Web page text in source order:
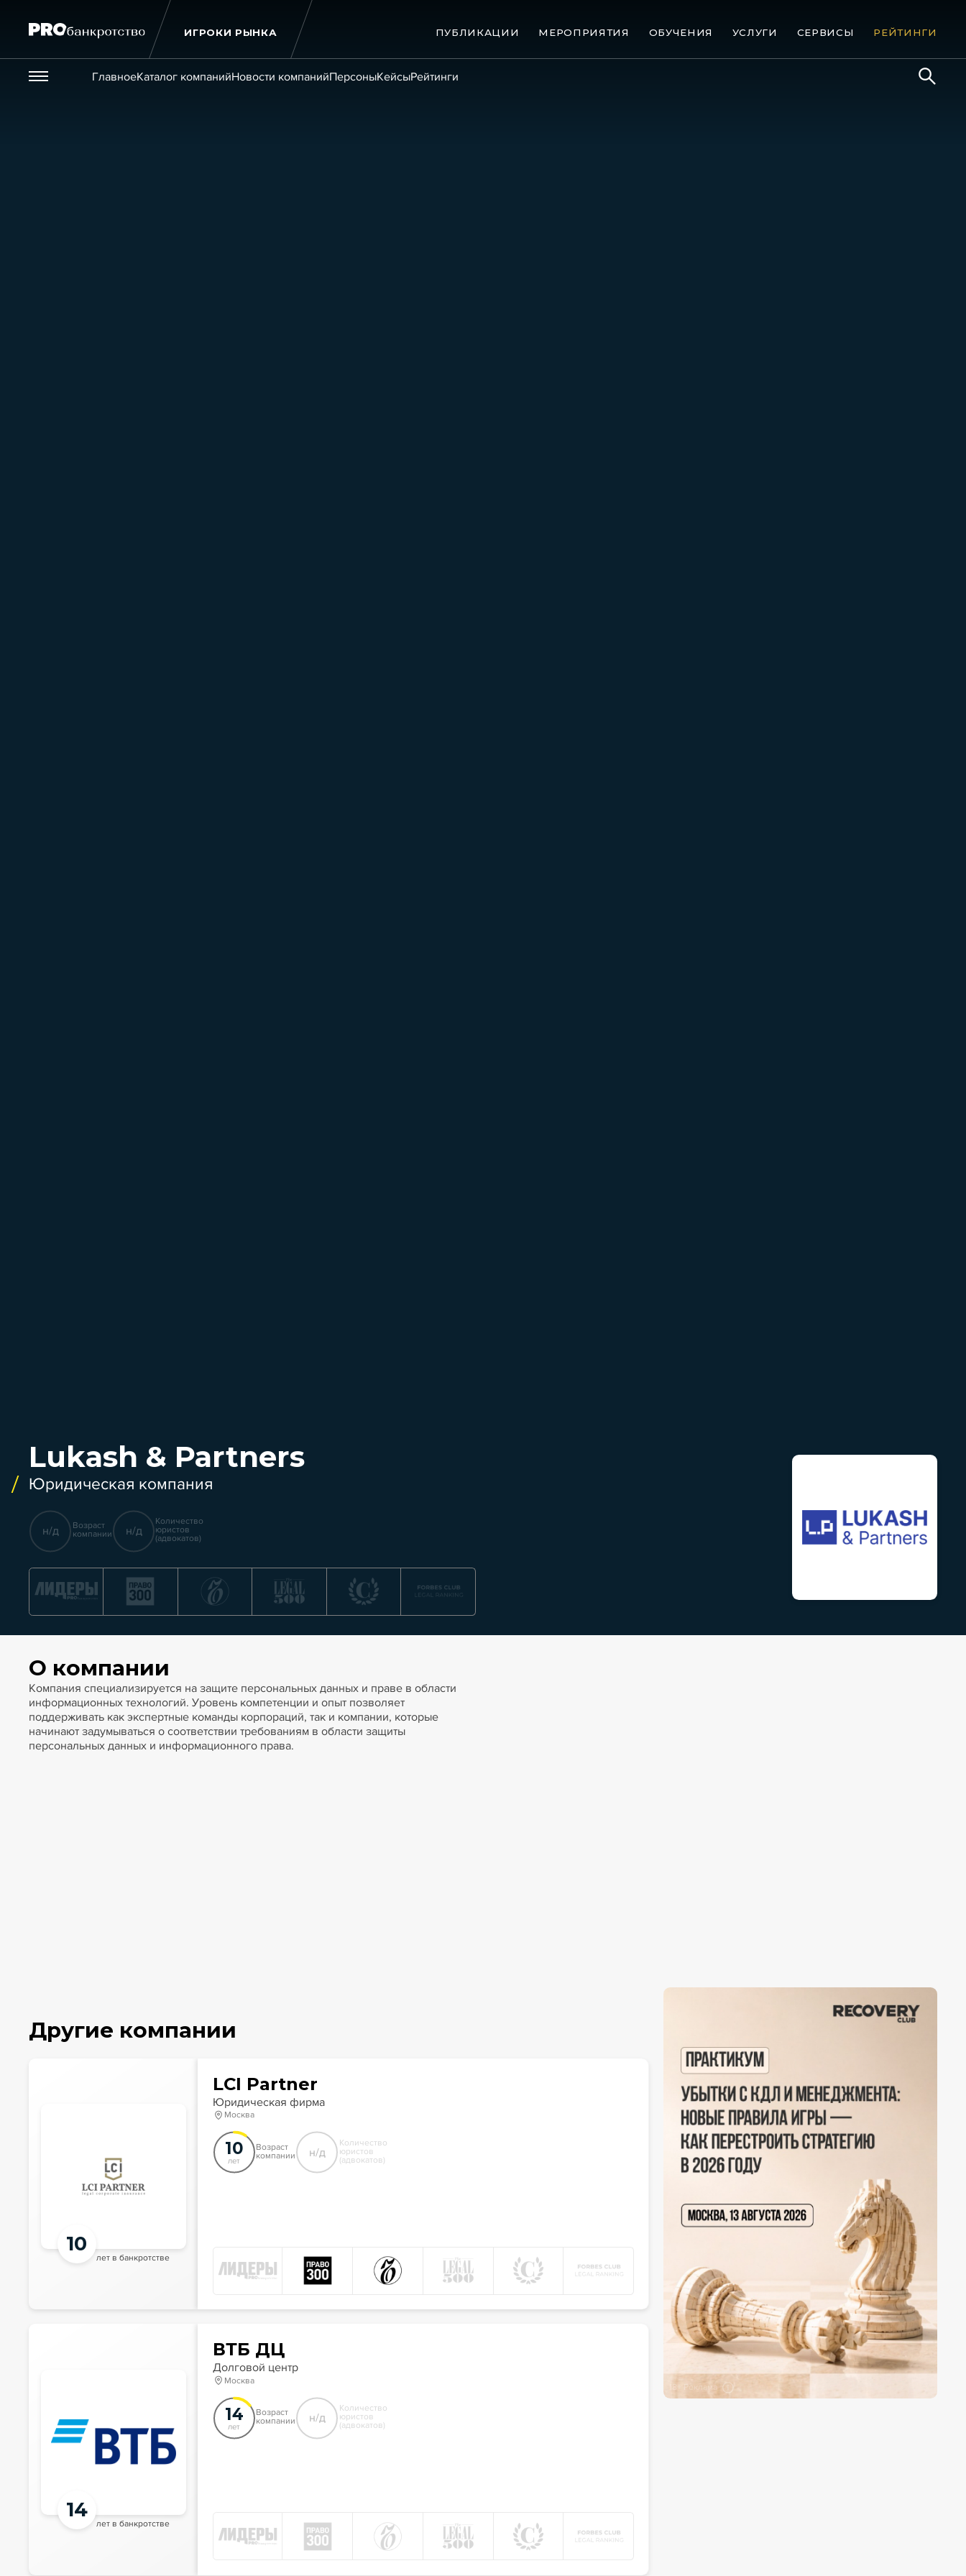
ИГРОКИ РЫНКА ПУБЛИКАЦИИ МЕРОПРИЯТИЯ ОБУЧЕНИЯ УСЛУГИ СЕРВИСЫ РЕЙТИНГИ
Везде
ГлавноеКаталог компанийНовости компанийПерсоныКейсыРейтинги
Lukash & Partners
Юридическая компания
н/д
Возраст
компании
н/д
Количество
юристов
(адвокатов)
О компании
Компания специализируется на защите персональных данных и праве в области
информационных технологий. Уровень компетенции и опыт позволяет
поддерживать как экспертные команды корпораций, так и компании, которые
начинают задумываться о соответствии требованиям в области защиты
персональных данных и информационного права.
Другие компании
10
лет в банкротстве
LCI Partner
Юридическая фирма
Москва
10
лет
Возраст
компании
н/д
Количество
юристов
(адвокатов)
14
лет в банкротстве
ВТБ ДЦ
Долговой центр
Москва
14
лет
Возраст
компании
н/д
Количество
юристов
(адвокатов)
18+ Реклама